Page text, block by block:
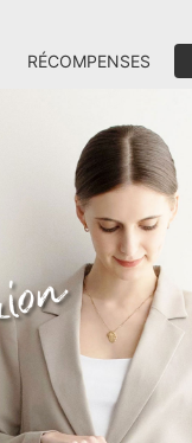
RÉCOMPENSES